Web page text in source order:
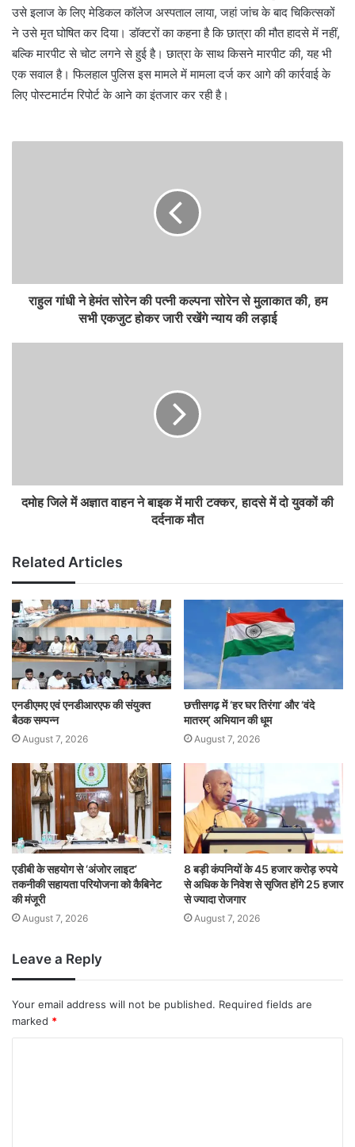
उसे इलाज के लिए मेडिकल कॉलेज अस्पताल लाया, जहां जांच के बाद चिकित्सकों
ने उसे मृत घोषित कर दिया। डॉक्टरों का कहना है कि छात्रा की मौत हादसे में नहीं,
बल्कि मारपीट से चोट लगने से हुई है। छात्रा के साथ किसने मारपीट की, यह भी
एक सवाल है। फिलहाल पुलिस इस मामले में मामला दर्ज कर आगे की कार्रवाई के
लिए पोस्टमार्टम रिपोर्ट के आने का इंतजार कर रही है।
राहुल गांधी ने हेमंत सोरेन की पत्नी कल्पना सोरेन से मुलाकात की, हम
सभी एकजुट होकर जारी रखेंगे न्याय की लड़ाई
दमोह जिले में अज्ञात वाहन ने बाइक में मारी टक्कर, हादसे में दो युवकों की
दर्दनाक मौत
Related Articles
एनडीएमए एवं एनडीआरएफ की संयुक्त
बैठक सम्पन्न
August 7, 2026
छत्तीसगढ़ में ‘हर घर तिरंगा’ और ‘वंदे
मातरम्’ अभियान की धूम
August 7, 2026
एडीबी के सहयोग से ‘अंजोर लाइट’
तकनीकी सहायता परियोजना को कैबिनेट
की मंजूरी
August 7, 2026
8 बड़ी कंपनियों के 45 हजार करोड़ रुपये
से अधिक के निवेश से सृजित होंगे 25 हजार
से ज्यादा रोजगार
August 7, 2026
Leave a Reply
Your email address will not be published. Required fields are
marked *